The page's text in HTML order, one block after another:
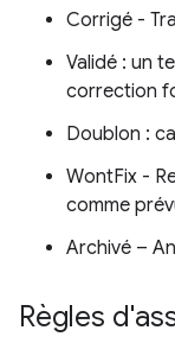
Corrigé -
Validé : un
correction
Doublon :
WontFix -
comme
Archivé –
Règles